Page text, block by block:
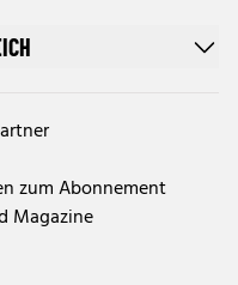
zum Abonnement
Magazine